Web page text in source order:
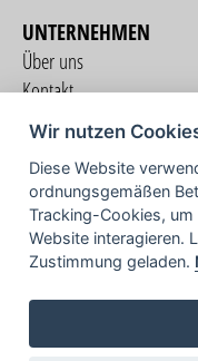
UNTERNEHMEN
Über uns
Kontakt
Nutzungsbedingungen
Datenschutzerklärung
Impressum
Wir nutzen
Diese Website
ordnungsgemäßen
Tracking-Cookies,
Website interagieren.
Zustimmung geladen.